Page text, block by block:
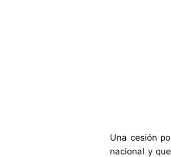
Una cesión
nacional y